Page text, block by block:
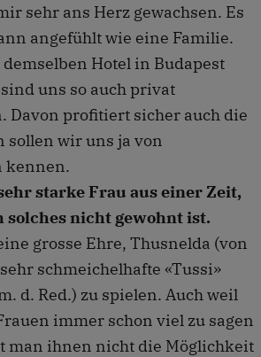
sehr ans Herz gewachsen. Es
angefühlt wie eine Familie.
Hotel in Budapest
uns so auch privat
Davon profitiert sicher auch die
sollen wir uns ja von
kennen.
starke Frau aus einer Zeit,
solches nicht gewohnt ist.
grosse Ehre, Thusnelda (von
schmeichelhafte «Tussi»
d. Red.) zu spielen. Auch weil
immer schon viel zu sagen
man ihnen nicht die Möglichkeit